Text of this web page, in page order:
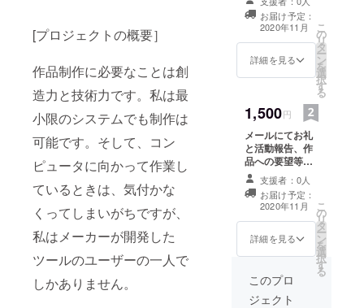
[プロジェクトの概要］
作品制作に必要なことは創
造力と技術力です。私は最
小限のシステムでも制作は
可能です。そして、コン
ピュータに向かって作業し
ているときは、気付かな
くってしまいがちですが、
私はメーカーが開発した
ツールのユーザーの一人で
しかありません。
同じように
曲を作れる
ようになれ
た気がす
る。
ルでのやり取り
を遠慮したい人
向け）
お届け予定：
2020年11月
詳細を見る
こ
の
リ
タ
ー
ン
を
選
択
す
る
1,500円
メールにてお礼
と活動報告、作
品への要望等が
ございました
ら、反映させて
いただきます。
支援者：0人
お届け予定：
2020年11月
詳細を見る
こ
の
リ
タ
ー
ン
を
選
択
す
る
このプロ
ジェクト